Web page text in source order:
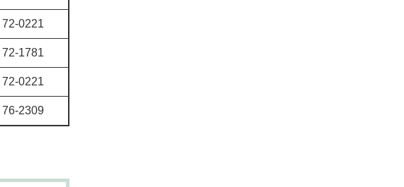
72-0221
72-1781
72-0221
76-2309